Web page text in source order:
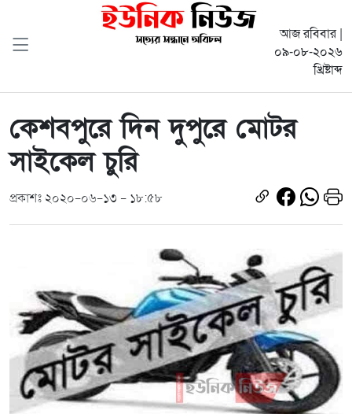
আজ রবিবার |
০৯-০৮-২০২৬
খ্রিষ্টাব্দ
কেশবপুরে দিন দুপুরে মোটর
সাইকেল চুরি
প্রকাশঃ ২০২০-০৬-১৩ - ১৮:৫৮